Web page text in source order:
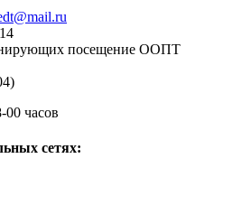
посещение ООПТ
00 часов
сетях: